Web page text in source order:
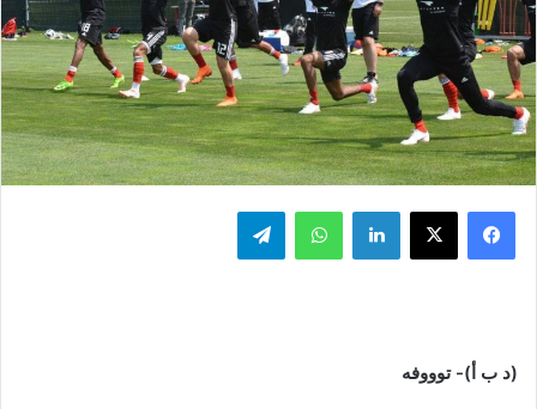
فيسبوك ‫X لينكدإن واتساب تيلقرام
(د ب أ)- توووفه